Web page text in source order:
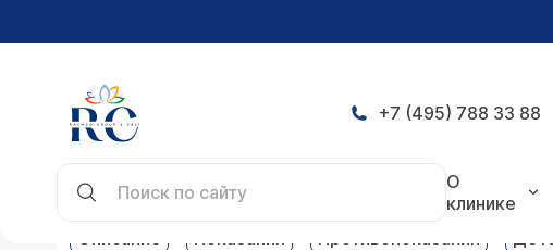
+7 (495) 788 33 88
О
клинике
Описание Показания Противопоказания